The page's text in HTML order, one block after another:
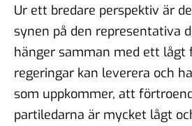
Ur ett bredare perspektiv är
synen på den representativa
hänger samman med ett
regeringar kan leverera och
som uppkommer, att
partiledarna är mycket lågt